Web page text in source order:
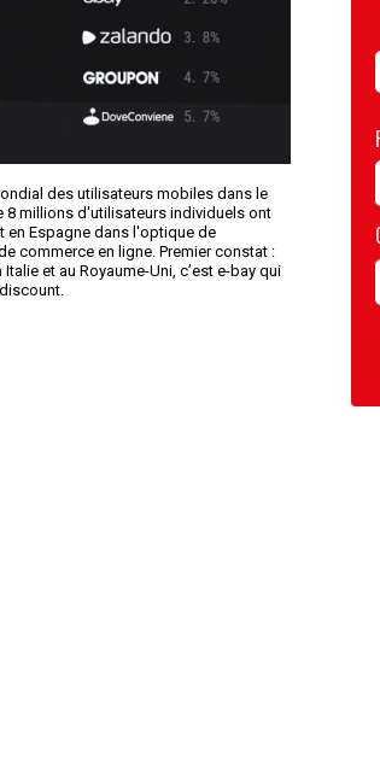
des utilisateurs mobiles dans le
8 millions d'utilisateurs individuels ont
en Espagne dans l'optique de
commerce en ligne. Premier constat :
et au Royaume-Uni, c’est e-bay qui